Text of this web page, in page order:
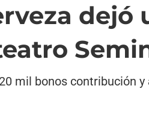
mil bonos contribución